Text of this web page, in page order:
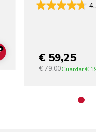
ADD TO CART€ 59,25
€ 79,00Guardar€